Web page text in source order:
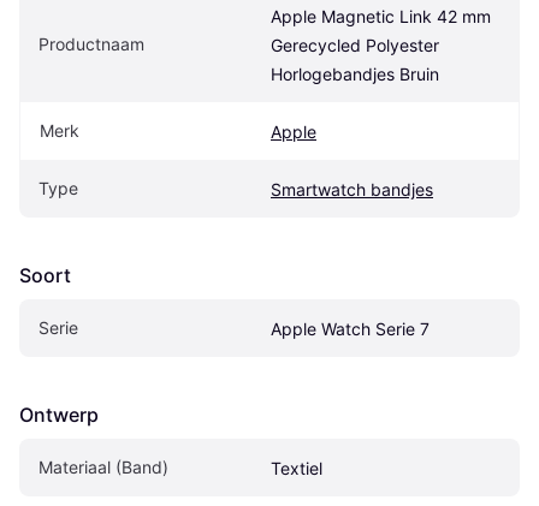
Productnaam
Apple Magnetic Link 42 mm
Gerecycled Polyester
Horlogebandjes Bruin
Merk Apple
Type Smartwatch bandjes
Soort
Serie Apple Watch Serie 7
Ontwerp
Materiaal (Band) Textiel